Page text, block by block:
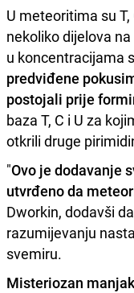
U meteoritima su
nekoliko dijelova
u koncentracijama
predviđene
postojali prije
baza T, C i U za
otkrili druge
"Ovo je dodavanje
utvrđeno da
Dworkin, dodavši
razumijevanju
svemiru.
Misteriozan